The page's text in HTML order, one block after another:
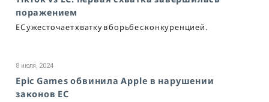
поражением
ЕС ужесточает хватку в борьбе с конкуренцией.
8 июля, 2024
Epic Games обвинила Apple в нарушении
законов ЕС